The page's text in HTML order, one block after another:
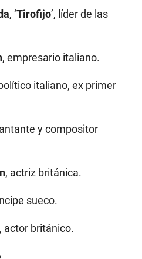
, ‘Tirofijo’, líder de las
, empresario italiano.
italiano, ex primer
y compositor
, actriz británica.
sueco.
, actor británico.